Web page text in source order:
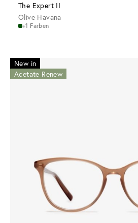
The Expert II
Olive Havana
+1 Farben
New in
Acetate Renew